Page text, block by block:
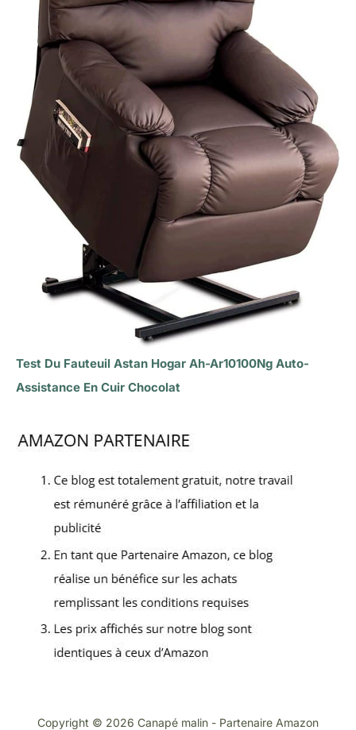
Test Du Fauteuil Astan Hogar Ah-Ar10100Ng Auto-
Assistance En Cuir Chocolat
Copyright © 2026 Canapé malin - Partenaire Amazon